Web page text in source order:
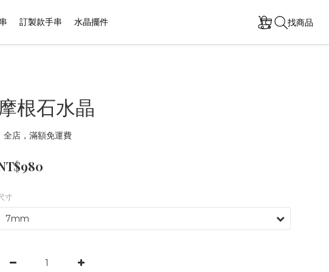
訂製款手串 水晶擺件 找商品
摩根石水晶
全店，滿額免運費
寸